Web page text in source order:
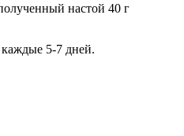
настой 40 г
каждые 5-7 дней.